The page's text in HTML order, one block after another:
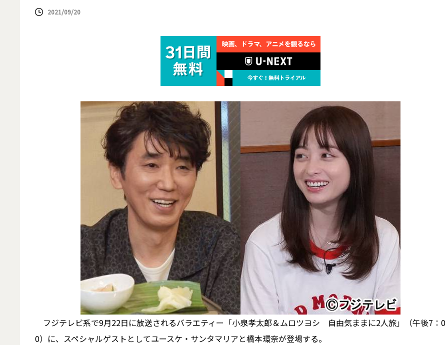
2021/09/20
フジテレビ系で9月22日に放送されるバラエティー「小泉孝太郎＆ムロツヨシ 自由気ままに2人旅」（午後7：0
0）に、スペシャルゲストとしてユースケ・サンタマリアと橋本環奈が登場する。